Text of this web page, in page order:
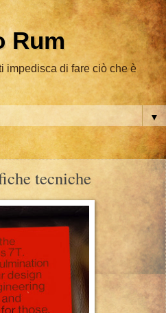
Rum
impedisca di fare ciò che è
▼
tecniche